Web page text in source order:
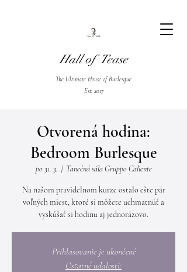
Hall of Tease
The Ultimate House of Burlesque
Est. 2017
Otvorená hodina:
Bedroom Burlesque
po 31. 3.
  |
Tanečná sála Gruppo Caliente
Na našom pravidelnom kurze ostalo ešte pár
voľných miest, ktoré si môžete uchmatnúť a
vyskúšať si hodinu aj jednorázovo.
Prihlasovanie je ukončené
Ostatné udalosti: